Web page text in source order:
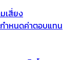
เสี่ยง
ำหนดค่าตอบแทน